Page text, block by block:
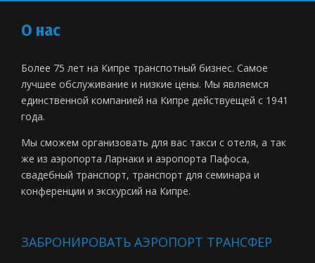
О нас
Более 75 лет на Кипре транспотный бизнес. Самое
лучшее обслуживание и низкие цены. Мы являемся
единственной компанией на Кипре действуещей с 1941
года.
Мы сможем организовать для вас такси с отеля, а так
же из аэропорта Ларнаки и аэропорта Пафоса,
свадебный транспорт, транспорт для семинара и
конференции и экскурсий на Кипре.
ЗАБРОНИРОВАТЬ АЭРОПОРТ ТРАНСФЕР